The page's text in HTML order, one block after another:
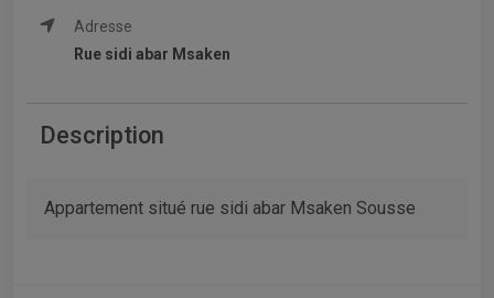
Adresse
Rue sidi abar Msaken
Description
Appartement situé rue sidi abar Msaken Sousse